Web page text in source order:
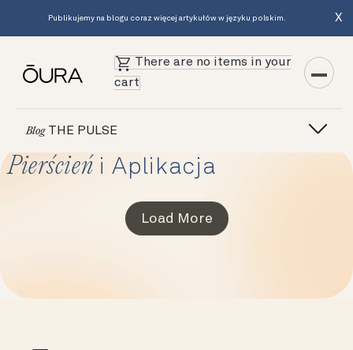
Publikujemy na blogu coraz więcej artykułów w języku polskim. X
There are no items in your
cart
BlogTHE PULSE
Pierścień i Aplikacja
Load More